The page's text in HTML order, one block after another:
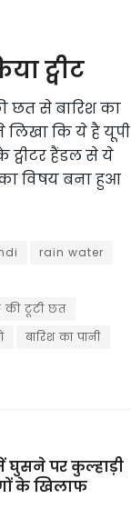
ट्वीट
छत से बारिश का
लिखा कि ये है यूपी
ट्वीटर हैंडल से ये
का विषय बना हुआ
rain water
की टूटी छत
बारिश का पानी
घुसने पर कुल्हाड़ी
के खिलाफ